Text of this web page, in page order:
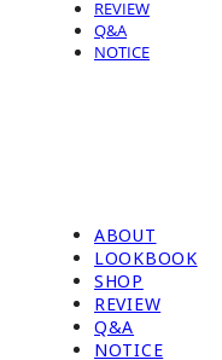
REVIEW
Q&A
NOTICE
ABOUT
LOOKBOOK
SHOP
REVIEW
Q&A
NOTICE